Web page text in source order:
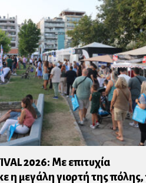
2026: Με επιτυχία
η μεγάλη γιορτή της πόλης,